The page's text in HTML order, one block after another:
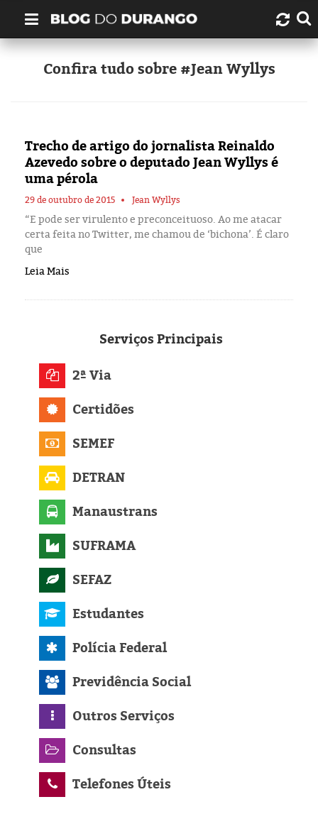
Quem é Durango Duarte?
Artigos
Amazonas
Manaus
Confira tudo sobre #Jean Wyllys
Trecho de artigo do jornalista Reinaldo
Azevedo sobre o deputado Jean Wyllys é
uma pérola
29 de outubro de 2015 Jean Wyllys
“E pode ser virulento e preconceituoso. Ao me atacar
certa feita no Twitter, me chamou de ‘bichona’. É claro
que
Leia Mais
ServiçosPrincipais
2ª Via
Certidões
SEMEF
DETRAN
Manaustrans
SUFRAMA
SEFAZ
Estudantes
Polícia Federal
Previdência Social
Outros Serviços
Consultas
Telefones Úteis